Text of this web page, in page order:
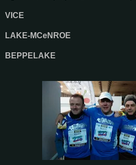
VICE
LAKE-MCeNROE
BEPPELAKE